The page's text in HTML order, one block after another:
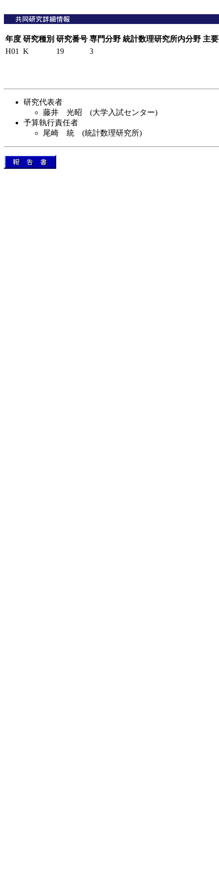
年度 研究種別 研究番号 専門分野 統計数理研究所内分野 主
H01
K 19 3
研究代表者
藤井 光昭 (大学入試センター)
予算執行責任者
尾崎 統 (統計数理研究所)